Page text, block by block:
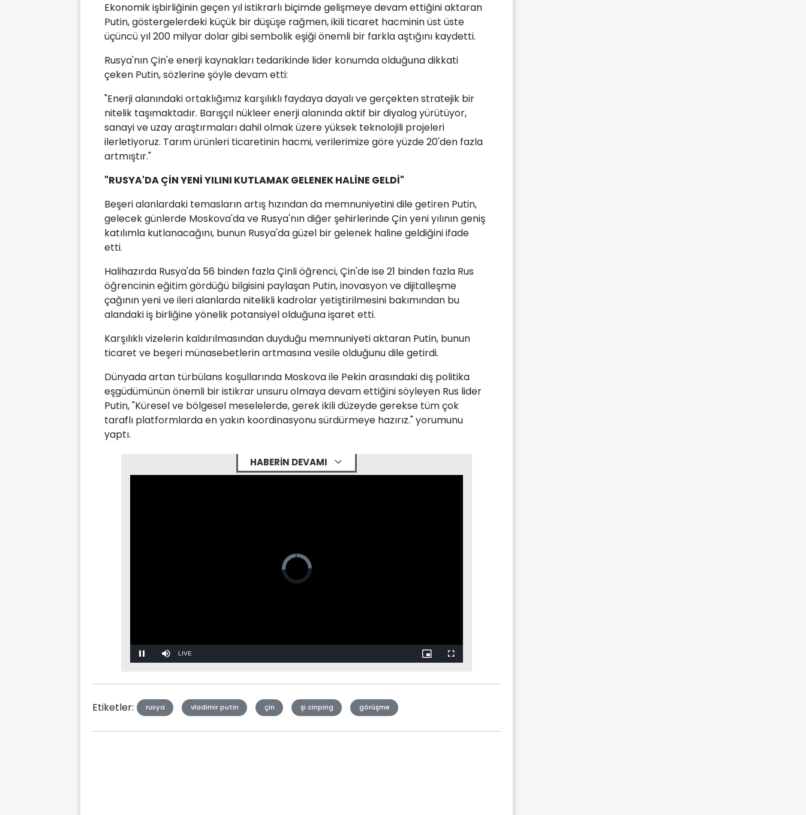
Ekonomik işbirliğinin geçen yıl istikrarlı biçimde gelişmeye devam ettiğini aktaran
Putin, göstergelerdeki küçük bir düşüşe rağmen, ikili ticaret hacminin üst üste
üçüncü yıl 200 milyar dolar gibi sembolik eşiği önemli bir farkla aştığını kaydetti.
Rusya'nın Çin'e enerji kaynakları tedarikinde lider konumda olduğuna dikkati
çeken Putin, sözlerine şöyle devam etti:
"Enerji alanındaki ortaklığımız karşılıklı faydaya dayalı ve gerçekten stratejik bir
nitelik taşımaktadır. Barışçıl nükleer enerji alanında aktif bir diyalog yürütüyor,
sanayi ve uzay araştırmaları dahil olmak üzere yüksek teknolojili projeleri
ilerletiyoruz. Tarım ürünleri ticaretinin hacmi, verilerimize göre yüzde 20'den fazla
artmıştır."
"RUSYA'DA ÇİN YENİ YILINI KUTLAMAK GELENEK HALİNE GELDİ"
Beşeri alanlardaki temasların artış hızından da memnuniyetini dile getiren Putin,
gelecek günlerde Moskova'da ve Rusya'nın diğer şehirlerinde Çin yeni yılının geniş
katılımla kutlanacağını, bunun Rusya'da güzel bir gelenek haline geldiğini ifade
etti.
Halihazırda Rusya'da 56 binden fazla Çinli öğrenci, Çin'de ise 21 binden fazla Rus
öğrencinin eğitim gördüğü bilgisini paylaşan Putin, inovasyon ve dijitalleşme
çağının yeni ve ileri alanlarda nitelikli kadrolar yetiştirilmesini bakımından bu
alandaki iş birliğine yönelik potansiyel olduğuna işaret etti.
Karşılıklı vizelerin kaldırılmasından duyduğu memnuniyeti aktaran Putin, bunun
ticaret ve beşeri münasebetlerin artmasına vesile olduğunu dile getirdi.
Dünyada artan türbülans koşullarında Moskova ile Pekin arasındaki dış politika
eşgüdümünün önemli bir istikrar unsuru olmaya devam ettiğini söyleyen Rus lider
Putin, "Küresel ve bölgesel meselelerde, gerek ikili düzeyde gerekse tüm çok
taraflı platformlarda en yakın koordinasyonu sürdürmeye hazırız." yorumunu
yaptı.
HABERİN DEVAMI
Mute Stream
Etiketler: rusya vladimir putin çin şi cinping görüşme